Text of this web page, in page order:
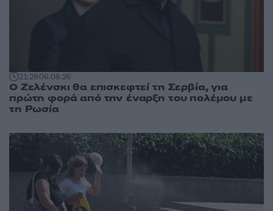
21:2806.08.26
Ο Ζελένσκι θα επισκεφτεί τη Σερβία, για
πρώτη φορά από την έναρξη του πολέμου με
τη Ρωσία